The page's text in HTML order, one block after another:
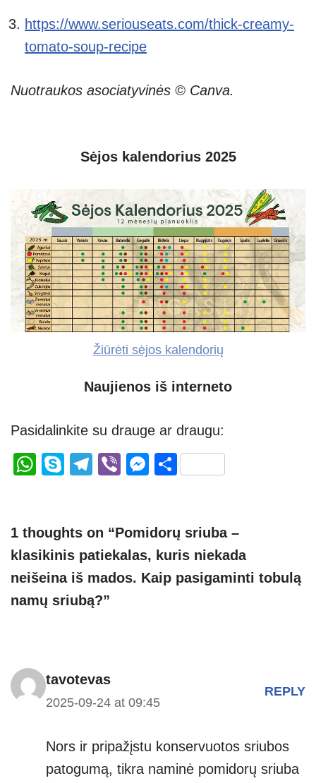
https://www.seriouseats.com/thick-creamy-
tomato-soup-recipe
Nuotraukos asociatyvinės © Canva.
Sėjos kalendorius 2025
Žiūrėti sėjos kalendorių
Naujienos iš interneto
Pasidalinkite su drauge ar draugu:
W
s
A
p
p
S
e
T
gr
a
m
Vi
M
e
n
g
S
e
1 thoughts on “Pomidorų sriuba –
klasikinis patiekalas, kuris niekada
neišeina iš mados. Kaip pasigaminti tobulą
namų sriubą?”
tavotevas
2025-09-24 at 09:45
REPLY
Nors ir pripažįstu konservuotos sriubos
patogumą, tikra naminė pomidorų sriuba